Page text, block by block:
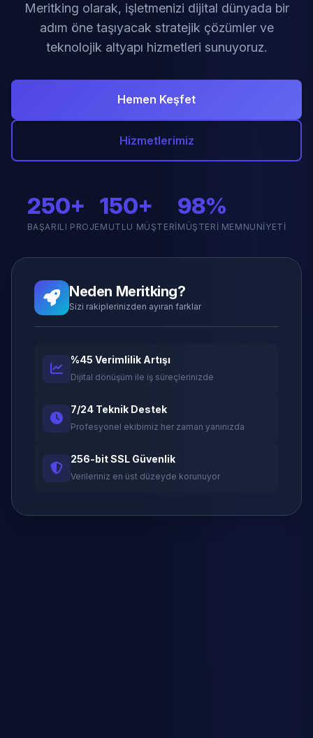
Meritking olarak, işletmenizi dijital dünyada bir
adım öne taşıyacak stratejik çözümler ve
teknolojik altyapı hizmetleri sunuyoruz.
Hemen Keşfet
Hizmetlerimiz
250+
BAŞARILI PROJE
150+
MUTLU MÜŞTERI
98%
MÜŞTERI MEMNUNIYETI
Neden Meritking?
Sizi rakiplerinizden ayıran farklar
%45 Verimlilik Artışı
Dijital dönüşüm ile iş süreçlerinizde
7/24 Teknik Destek
Profesyonel ekibimiz her zaman yanınızda
256-bit SSL Güvenlik
Verileriniz en üst düzeyde korunuyor